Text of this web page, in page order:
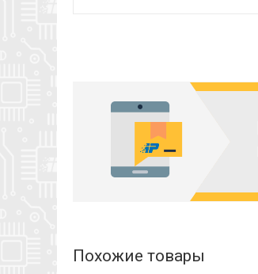
Похожие товары